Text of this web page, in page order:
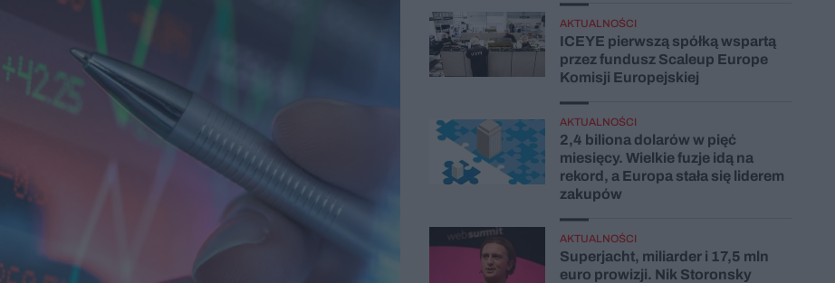
AKTUALNOŚCI
ICEYE pierwszą spółką wspartą
przez fundusz Scaleup Europe
Komisji Europejskiej
AKTUALNOŚCI
2,4 biliona dolarów w pięć
miesięcy. Wielkie fuzje idą na
rekord, a Europa stała się liderem
zakupów
AKTUALNOŚCI
Superjacht, miliarder i 17,5 mln
euro prowizji. Nik Storonsky